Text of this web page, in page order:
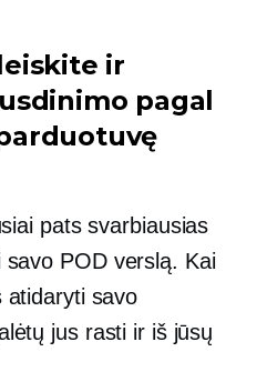
ir
pagal
pats svarbiausias
POD verslą. Kai
atidaryti savo
jus rasti ir iš jūsų